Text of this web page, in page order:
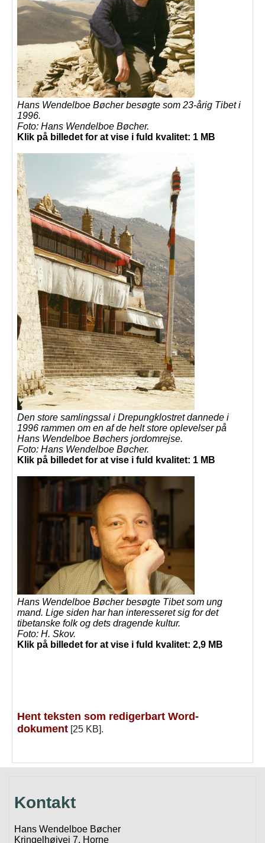
Hans Wendelboe Bøcher besøgte som 23-årig Tibet i
1996.
Foto: Hans Wendelboe Bøcher.
Klik på billedet for at vise i fuld kvalitet: 1 MB
Den store samlingssal i Drepungklostret dannede i
1996 rammen om en af de helt store oplevelser på
Hans Wendelboe Bøchers jordomrejse.
Foto: Hans Wendelboe Bøcher.
Klik på billedet for at vise i fuld kvalitet: 1 MB
Hans Wendelboe Bøcher besøgte Tibet som ung
mand. Lige siden har han interesseret sig for det
tibetanske folk og dets dragende kultur.
Foto: H. Skov.
Klik på billedet for at vise i fuld kvalitet: 2,9 MB
Hent teksten som redigerbart Word-
dokument [25 KB].
Kontakt
Hans Wendelboe Bøcher
Kringelhøjvej 7, Horne